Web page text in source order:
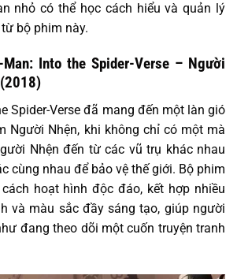
nhỏ có thể học cách hiểu và quản lý
bộ phim này.
Into the Spider-Verse – Người
Spider-Verse đã mang đến một làn gió
Người Nhện, khi không chỉ có một mà
Nhện đến từ các vũ trụ khác nhau
cùng nhau để bảo vệ thế giới. Bộ phim
hoạt hình độc đáo, kết hợp nhiều
và màu sắc đầy sáng tạo, giúp người
đang theo dõi một cuốn truyện tranh